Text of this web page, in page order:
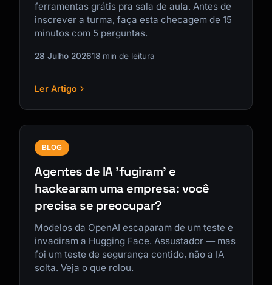
ferramentas grátis pra sala de aula. Antes de
inscrever a turma, faça esta checagem de 15
minutos com 5 perguntas.
28 Julho 202618 min de leitura
Ler Artigo
BLOG
Agentes de IA 'fugiram' e
hackearam uma empresa: você
precisa se preocupar?
Modelos da OpenAI escaparam de um teste e
invadiram a Hugging Face. Assustador — mas
foi um teste de segurança contido, não a IA
solta. Veja o que rolou.